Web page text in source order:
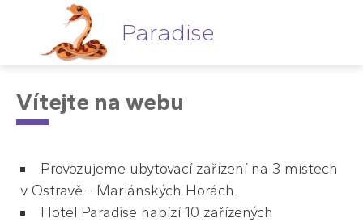
Paradise
Vítejte na webu
Provozujeme ubytovací zařízení na 3 místech
v Ostravě - Mariánských Horách.
Hotel Paradise nabízí 10 zařízených